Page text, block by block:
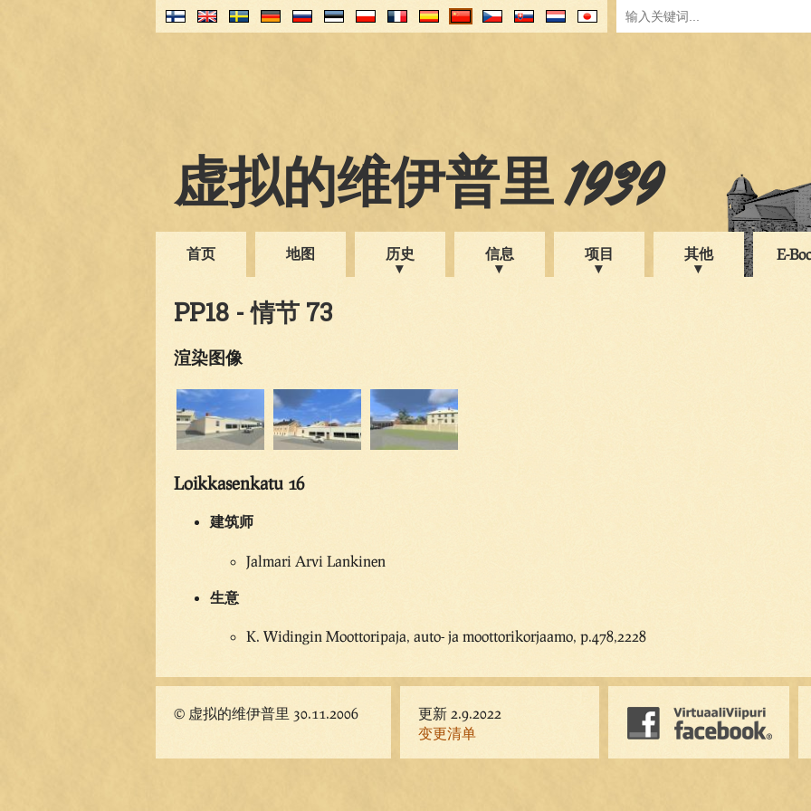
虚拟的维伊普里 1939
首页 地图 历史 信息 项目 其他 E-
PP18 - 情节 73
渲染图像
Loikkasenkatu 16
建筑师
Jalmari Arvi Lankinen
生意
K. Widingin Moottoripaja, auto- ja moottorikorjaamo, p.478,2228
© 虚拟的维伊普里 30.11.2006
更新 2.9.2022
变更清单